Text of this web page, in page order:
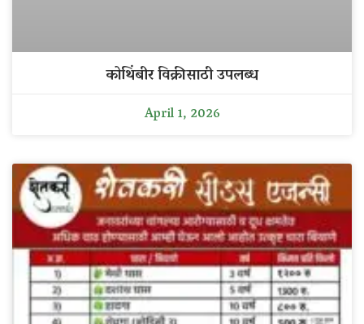
कोथिंबीर विक्रीसाठी उपलब्ध
April 1, 2026